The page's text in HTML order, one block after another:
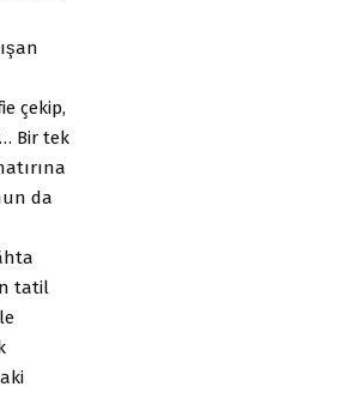
çekip,
Bir tek
da
tatil